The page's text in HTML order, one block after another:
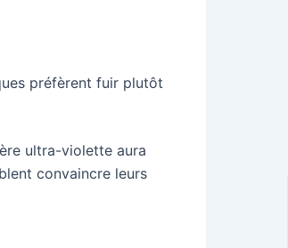
préfèrent fuir plutôt
ultra-violette aura
convaincre leurs